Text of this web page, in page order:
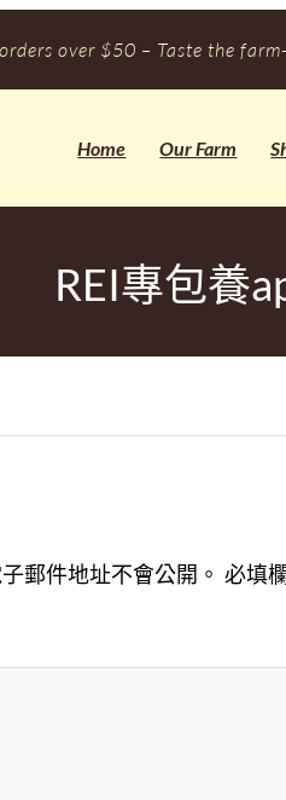
over $50 – Taste the
Home Our Farm
REI專包養
郵件地址不會公開。 必填